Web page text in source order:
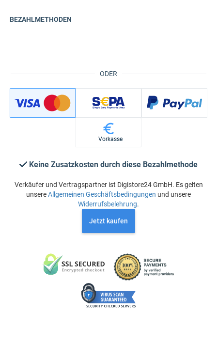
ODER
BEZAHLMETHODEN
Vorkasse
Keine Zusatzkosten durch diese Bezahlmethode
Verkäufer und Vertragspartner ist Digistore24 GmbH. Es gelten
unsereAllgemeinen Geschäftsbedingungen und unsere
Widerrufsbelehrung.
Jetzt kaufen